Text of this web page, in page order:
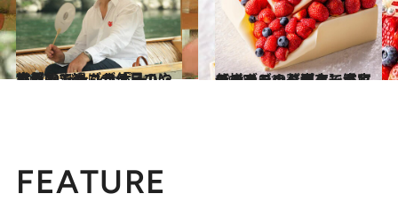
2024.9.16
世界的ショコラティエに密着！ ジャン＝ポール・エヴァンさんが「星のや京都」で過ごす休日
旅＆お出かけ 2024.10.19
【コンラッド東京】溢れるイチゴの贅沢ケーキにモンブラン、ヴィーガン仕様やドッグ用まで充実のラインナップ
グルメ
FEATURE